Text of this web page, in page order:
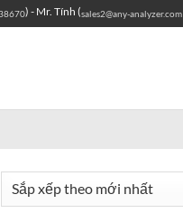
) - Mr. Tính (sales2@any-analyzer.com